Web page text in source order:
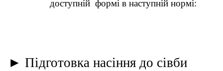
доступній формі в наступній нормі:
► Підготовка насіння до сівби